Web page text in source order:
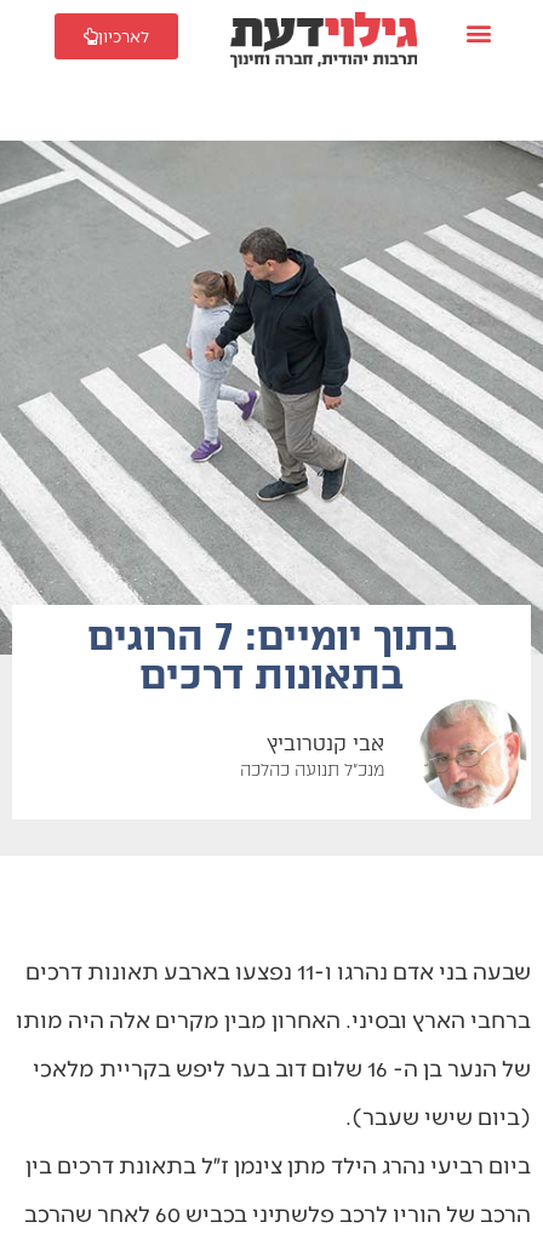
לארכיון
בתוך יומיים: 7 הרוגים
בתאונות דרכים
אבי קנטרוביץ
מנכ"ל תנועה כהלכה
שבעה בני אדם נהרגו ו-11 נפצעו בארבע תאונות דרכים
ברחבי הארץ ובסיני. האחרון מבין מקרים אלה היה מותו
של הנער בן ה- 16 שלום דוב בער ליפש בקריית מלאכי
(ביום שישי שעבר).
ביום רביעי נהרג הילד מתן צינמן ז״ל בתאונת דרכים בין
הרכב של הוריו לרכב פלשתיני בכביש 60 לאחר שהרכב